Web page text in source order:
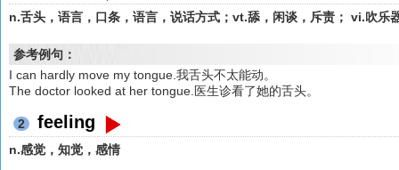
n.舌头，语言，口条，语言，说话方式；vt.舔，闲谈，斥责； vi.吹乐
参考例句：
I can hardly move my tongue.我舌头不太能动。
The doctor looked at her tongue.医生诊看了她的舌头。
2 feeling
n.感觉，知觉，感情